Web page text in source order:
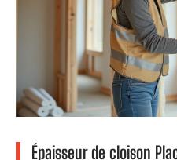
Épaisseur de cloison